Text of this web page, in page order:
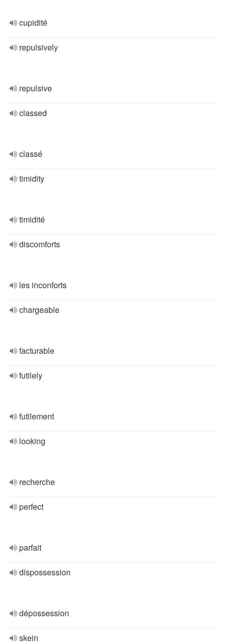
cupidité
repulsively
repulsive
classed
classé
timidity
timidité
discomforts
les inconforts
chargeable
facturable
futilely
futilement
looking
recherche
perfect
parfait
dispossession
dépossession
skein